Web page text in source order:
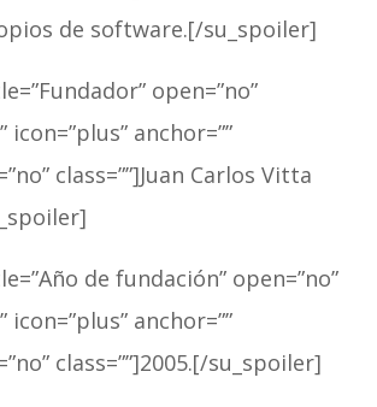
de software.[/su_spoiler]
open=”no”
icon=”plus” anchor=””
class=””]Juan Carlos Vitta
de fundación” open=”no”
icon=”plus” anchor=””
class=””]2005.[/su_spoiler]